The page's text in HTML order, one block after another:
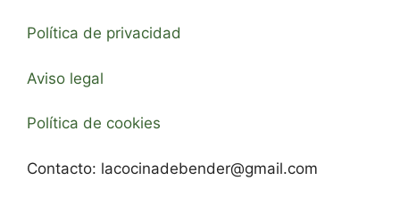
Política de privacidad
Aviso legal
Política de cookies
Contacto: lacocinadebender@gmail.com